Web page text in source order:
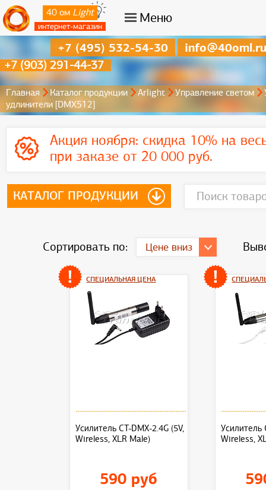
40 ом Light
интернет-магазин
Меню
+7 (903) 291-44-37
+7 (495) 532-54-30 info@40oml.ru
Главная Каталог продукции Arlight Управление светом
удлинители [DMX512]
Акция ноября: скидка 10% на
при заказе от 20 000 руб.
КАТАЛОГ ПРОДУКЦИИ
Сортировать по: Цене вниз
СПЕЦИАЛЬНАЯ ЦЕНА
Усилитель CT-DMX-2.4G (5V,
Wireless, XLR Male)
590 руб
Усилитель
Wireless,